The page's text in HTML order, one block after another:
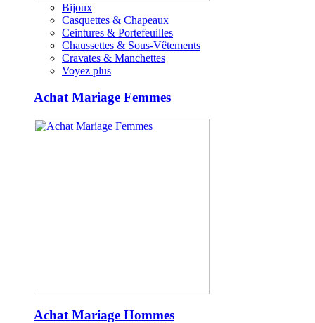
Bijoux
Casquettes & Chapeaux
Ceintures & Portefeuilles
Chaussettes & Sous-Vêtements
Cravates & Manchettes
Voyez plus
Achat Mariage Femmes
Achat Mariage Hommes